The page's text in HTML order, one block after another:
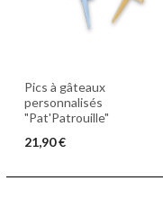
Pics à gâteaux
personnalisés
"Pat'Patrouille"
21,90 €